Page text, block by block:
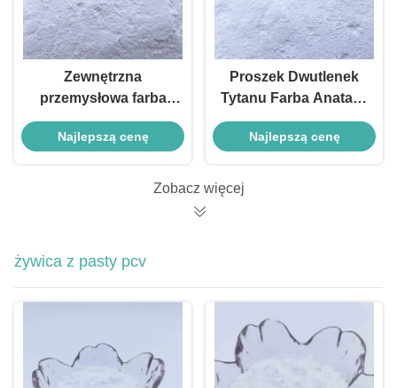
Zewnętrzna
przemysłowa farba
tytanowa dwutlenek
tytanu R681 98%
Najlepszą cenę
Proszek Dwutlenek
Tytanu Farba Anatase
Zapewnia Jednolitą
Jasność Koloru Dla
Najlepszą cenę
Zobacz więcej
żywica z pasty pcv